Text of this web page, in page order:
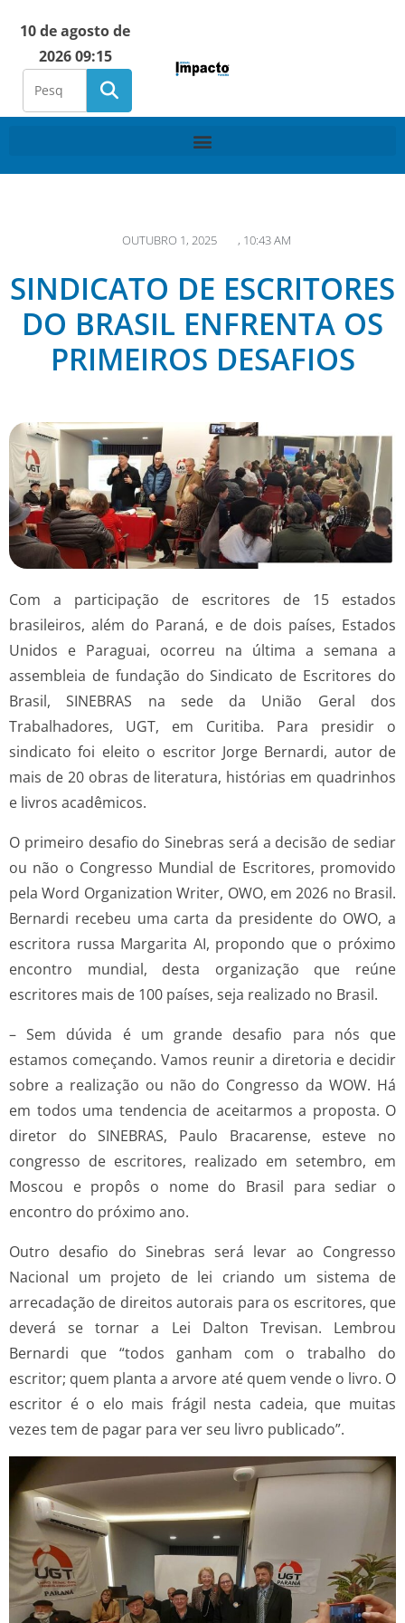
10 de agosto de
2026 09:15
OUTUBRO 1, 2025 , 10:43 AM
SINDICATO DE ESCRITORES
DO BRASIL ENFRENTA OS
PRIMEIROS DESAFIOS
Com a participação de escritores de 15 estados
brasileiros, além do Paraná, e de dois países, Estados
Unidos e Paraguai, ocorreu na última a semana a
assembleia de fundação do Sindicato de Escritores do
Brasil, SINEBRAS na sede da União Geral dos
Trabalhadores, UGT, em Curitiba. Para presidir o
sindicato foi eleito o escritor Jorge Bernardi, autor de
mais de 20 obras de literatura, histórias em quadrinhos
e livros acadêmicos.
O primeiro desafio do Sinebras será a decisão de sediar
ou não o Congresso Mundial de Escritores, promovido
pela Word Organization Writer, OWO, em 2026 no Brasil.
Bernardi recebeu uma carta da presidente do OWO, a
escritora russa Margarita AI, propondo que o próximo
encontro mundial, desta organização que reúne
escritores mais de 100 países, seja realizado no Brasil.
– Sem dúvida é um grande desafio para nós que
estamos começando. Vamos reunir a diretoria e decidir
sobre a realização ou não do Congresso da WOW. Há
em todos uma tendencia de aceitarmos a proposta. O
diretor do SINEBRAS, Paulo Bracarense, esteve no
congresso de escritores, realizado em setembro, em
Moscou e propôs o nome do Brasil para sediar o
encontro do próximo ano.
Outro desafio do Sinebras será levar ao Congresso
Nacional um projeto de lei criando um sistema de
arrecadação de direitos autorais para os escritores, que
deverá se tornar a Lei Dalton Trevisan. Lembrou
Bernardi que “todos ganham com o trabalho do
escritor; quem planta a arvore até quem vende o livro. O
escritor é o elo mais frágil nesta cadeia, que muitas
vezes tem de pagar para ver seu livro publicado”.